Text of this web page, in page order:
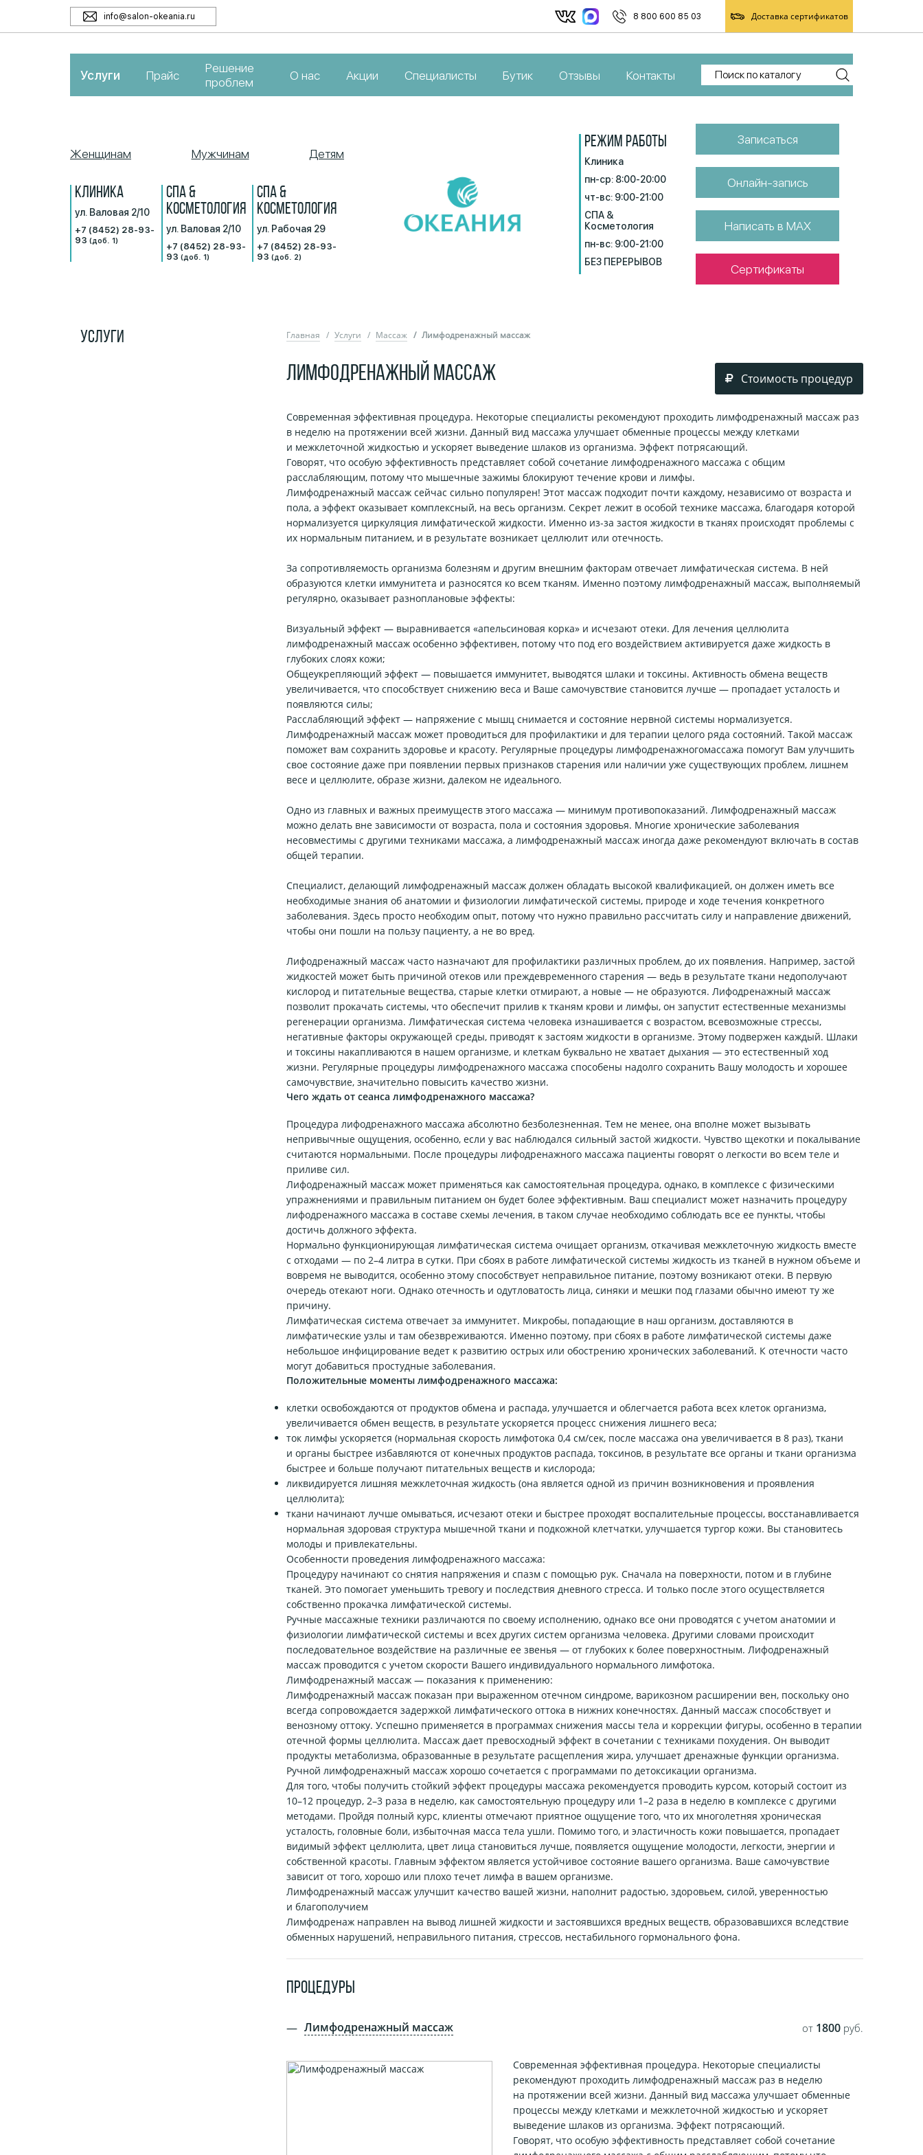
info@salon-okeania.ru 8 800 600 85 03 Доставка сертификатов
Услуги Прайс
Решение
проблем
О нас Акции Специалисты Бутик Отзывы Контакты
Женщинам Мужчинам Детям
КЛИНИКА
ул. Валовая 2/10
+7 (8452) 28-93-
93(доб. 1)
СПА &
КОСМЕТОЛОГИЯ
ул. Валовая 2/10
+7 (8452) 28-93-
93 (доб. 1)
СПА &
КОСМЕТОЛОГИЯ
ул. Рабочая 29
+7 (8452) 28-93-
93(доб. 2)
РЕЖИМ РАБОТЫ
Клиника
пн-ср: 8:00-20:00
чт-вс: 9:00-21:00
СПА &
Косметология
пн-вс: 9:00-21:00
БЕЗ ПЕРЕРЫВОВ
Записаться
Онлайн-запись
Написать в MAX
Сертификаты
УСЛУГИ Главная Услуги Массаж Лимфодренажный массаж
ЛИМФОДРЕНАЖНЫЙ МАССАЖ Стоимость процедур
Современная эффективная процедура. Некоторые специалисты рекомендуют проходить лимфодренажный массаж раз
в неделю на протяжении всей жизни. Данный вид массажа улучшает обменные процессы между клетками
и межклеточной жидкостью и ускоряет выведение шлаков из организма. Эффект потрясающий.
Говорят, что особую эффективность представляет собой сочетание лимфодренажного массажа с общим
расслабляющим, потому что мышечные зажимы блокируют течение крови и лимфы.
Лимфодренажный массаж сейчас сильно популярен! Этот массаж подходит почти каждому, независимо от возраста и
пола, а эффект оказывает комплексный, на весь организм. Секрет лежит в особой технике массажа, благодаря которой
нормализуется циркуляция лимфатической жидкости. Именно из-за застоя жидкости в тканях происходят проблемы с
их нормальным питанием, и в результате возникает целлюлит или отечность.
За сопротивляемость организма болезням и другим внешним факторам отвечает лимфатическая система. В ней
образуются клетки иммунитета и разносятся ко всем тканям. Именно поэтому лимфодренажный массаж, выполняемый
регулярно, оказывает разноплановые эффекты:
Визуальный эффект — выравнивается «апельсиновая корка» и исчезают отеки. Для лечения целлюлита
лимфодренажный массаж особенно эффективен, потому что под его воздействием активируется даже жидкость в
глубоких слоях кожи;
Общеукрепляющий эффект — повышается иммунитет, выводятся шлаки и токсины. Активность обмена веществ
увеличивается, что способствует снижению веса и Ваше самочувствие становится лучше — пропадает усталость и
появляются силы;
Расслабляющий эффект — напряжение с мышц снимается и состояние нервной системы нормализуется.
Лимфодренажный массаж может проводиться для профилактики и для терапии целого ряда состояний. Такой массаж
поможет вам сохранить здоровье и красоту. Регулярные процедуры лимфодренажногомассажа помогут Вам улучшить
свое состояние даже при появлении первых признаков старения или наличии уже существующих проблем, лишнем
весе и целлюлите, образе жизни, далеком не идеального.
Одно из главных и важных преимуществ этого массажа — минимум противопоказаний. Лимфодренажный массаж
можно делать вне зависимости от возраста, пола и состояния здоровья. Многие хронические заболевания
несовместимы с другими техниками массажа, а лимфодренажный массаж иногда даже рекомендуют включать в состав
общей терапии.
Специалист, делающий лимфодренажный массаж должен обладать высокой квалификацией, он должен иметь все
необходимые знания об анатомии и физиологии лимфатической системы, природе и ходе течения конкретного
заболевания. Здесь просто необходим опыт, потому что нужно правильно рассчитать силу и направление движений,
чтобы они пошли на пользу пациенту, а не во вред.
Лифодренажный массаж часто назначают для профилактики различных проблем, до их появления. Например, застой
жидкостей может быть причиной отеков или преждевременного старения — ведь в результате ткани недополучают
кислород и питательные вещества, старые клетки отмирают, а новые — не образуются. Лифодренажный массаж
позволит прокачать системы, что обеспечит прилив к тканям крови и лимфы, он запустит естественные механизмы
регенерации организма. Лимфатическая система человека изнашивается с возрастом, всевозможные стрессы,
негативные факторы окружающей среды, приводят к застоям жидкости в организме. Этому подвержен каждый. Шлаки
и токсины накапливаются в нашем организме, и клеткам буквально не хватает дыхания — это естественный ход
жизни. Регулярные процедуры лимфодренажного массажа способены надолго сохранить Вашу молодость и хорошее
самочувствие, значительно повысить качество жизни.
Чего ждать от сеанса лимфодренажного массажа?
Процедура лифодренажного массажа абсолютно безболезненная. Тем не менее, она вполне может вызывать
непривычные ощущения, особенно, если у вас наблюдался сильный застой жидкости. Чувство щекотки и покалывание
считаются нормальными. После процедуры лифодренажного массажа пациенты говорят о легкости во всем теле и
приливе сил.
Лифодренажный массаж может применяться как самостоятельная процедура, однако, в комплексе с физическими
упражнениями и правильным питанием он будет более эффективным. Ваш специалист может назначить процедуру
лифодренажного массажа в составе схемы лечения, в таком случае необходимо соблюдать все ее пункты, чтобы
достичь должного эффекта.
Нормально функционирующая лимфатическая система очищает организм, откачивая межклеточную жидкость вместе
с отходами — по 2–4 литра в сутки. При сбоях в работе лимфатической системы жидкость из тканей в нужном объеме и
вовремя не выводится, особенно этому способствует неправильное питание, поэтому возникают отеки. В первую
очередь отекают ноги. Однако отечность и одутловатость лица, синяки и мешки под глазами обычно имеют ту же
причину.
Лимфатическая система отвечает за иммунитет. Микробы, попадающие в наш организм, доставляются в
лимфатические узлы и там обезвреживаются. Именно поэтому, при сбоях в работе лимфатической системы даже
небольшое инфицирование ведет к развитию острых или обострению хронических заболеваний. К отечности часто
могут добавиться простудные заболевания.
Положительные моменты лимфодренажного массажа:
клетки освобождаются от продуктов обмена и распада, улучшается и облегчается работа всех клеток организма,
увеличивается обмен веществ, в результате ускоряется процесс снижения лишнего веса;
ток лимфы ускоряется (нормальная скорость лимфотока 0,4 см/сек, после массажа она увеличивается в 8 раз), ткани
и органы быстрее избавляются от конечных продуктов распада, токсинов, в результате все органы и ткани организма
быстрее и больше получают питательных веществ и кислорода;
ликвидируется лишняя межклеточная жидкость (она является одной из причин возникновения и проявления
целлюлита);
ткани начинают лучше омываться, исчезают отеки и быстрее проходят воспалительные процессы, восстанавливается
нормальная здоровая структура мышечной ткани и подкожной клетчатки, улучшается тургор кожи. Вы становитесь
молоды и привлекательны.
Особенности проведения лимфодренажного массажа:
Процедуру начинают со снятия напряжения и спазм с помощью рук. Сначала на поверхности, потом и в глубине
тканей. Это помогает уменьшить тревогу и последствия дневного стресса. И только после этого осуществляется
собственно прокачка лимфатической системы.
Ручные массажные техники различаются по своему исполнению, однако все они проводятся с учетом анатомии и
физиологии лимфатической системы и всех других систем организма человека. Другими словами происходит
последовательное воздействие на различные ее звенья — от глубоких к более поверхностным. Лифодренажный
массаж проводится с учетом скорости Вашего индивидуального нормального лимфотока.
Лимфодренажный массаж — показания к применению:
Лимфодренажный массаж показан при выраженном отечном синдроме, варикозном расширении вен, поскольку оно
всегда сопровождается задержкой лимфатического оттока в нижних конечностях. Данный массаж способствует и
венозному оттоку. Успешно применяется в программах снижения массы тела и коррекции фигуры, особенно в терапии
отечной формы целлюлита. Массаж дает превосходный эффект в сочетании с техниками похудения. Он выводит
продукты метаболизма, образованные в результате расщепления жира, улучшает дренажные функции организма.
Ручной лимфодренажный массаж хорошо сочетается с программами по детоксикации организма.
Для того, чтобы получить стойкий эффект процедуры массажа рекомендуется проводить курсом, который состоит из
10–12 процедур, 2–3 раза в неделю, как самостоятельную процедуру или 1–2 раза в неделю в комплексе с другими
методами. Пройдя полный курс, клиенты отмечают приятное ощущение того, что их многолетняя хроническая
усталость, головные боли, избыточная масса тела ушли. Помимо того, и эластичность кожи повышается, пропадает
видимый эффект целлюлита, цвет лица становиться лучше, появляется ощущение молодости, легкости, энергии и
собственной красоты. Главным эффектом является устойчивое состояние вашего организма. Ваше самочувствие
зависит от того, хорошо или плохо течет лимфа в вашем организме.
Лимфодренажный массаж улучшит качество вашей жизни, наполнит радостью, здоровьем, силой, уверенностью
и благополучием
Лимфодренаж направлен на вывод лишней жидкости и застоявшихся вредных веществ, образовавшихся вследствие
обменных нарушений, неправильного питания, стрессов, нестабильного гормонального фона.
ПРОЦЕДУРЫ
Лимфодренажный массаж от 1800 руб.
Современная эффективная процедура. Некоторые специалисты
рекомендуют проходить лимфодренажный массаж раз в неделю
на протяжении всей жизни. Данный вид массажа улучшает обменные
процессы между клетками и межклеточной жидкостью и ускоряет
выведение шлаков из организма. Эффект потрясающий.
Говорят, что особую эффективность представляет собой сочетание